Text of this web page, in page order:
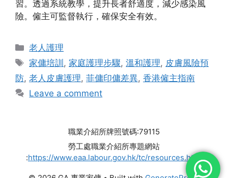
習。透過系統教學，提升長者舒適度，減少感染風
險。僱主可監督執行，確保安全有效。
Categories
老人護理
Tags
家傭培訓 , 家庭護理步驟,溫和護理, 皮膚風險預
防, 老人皮膚護理, 菲傭印傭差異, 香港僱主指南
Leave a comment
職業介紹所牌照號碼:79115
勞工處職業介紹所專題網站
:https://www.eaa.labour.gov.hk/tc/resources.html